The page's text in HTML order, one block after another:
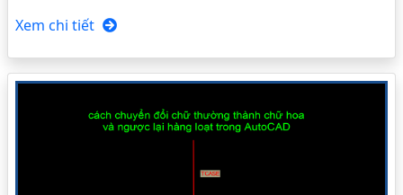
Xem chi tiết